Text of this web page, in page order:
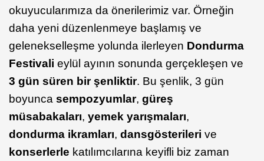
okuyucularımıza da önerilerimiz var. Örneğin
daha yeni düzenlenmeye başlamış ve
gelenekselleşme yolunda ilerleyen Dondurma
Festivali eylül ayının sonunda gerçekleşen ve
3 gün süren bir şenliktir. Bu şenlik, 3 gün
boyunca sempozyumlar, güreş
müsabakaları, yemek yarışmaları,
dondurma ikramları, dansgösterileri ve
konserlerle katılımcılarına keyifli biz zaman